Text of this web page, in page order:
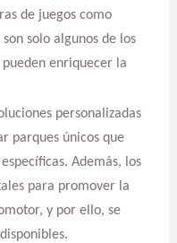
de juegos como
solo algunos de los
enriquecer la
personalizadas
parques únicos que
Además, los
para promover la
y por ello, se